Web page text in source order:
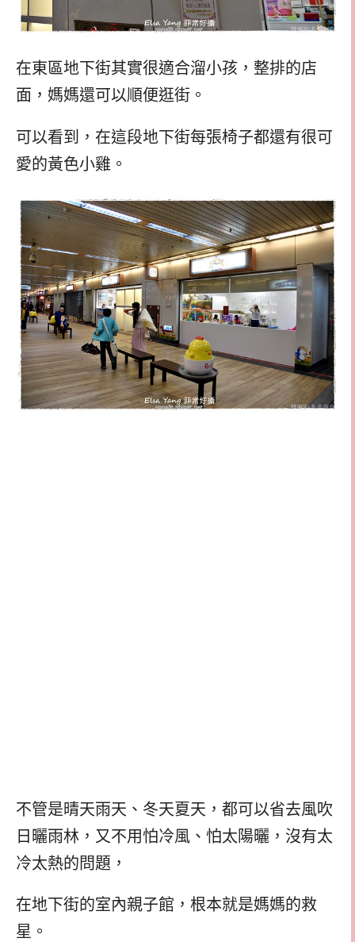
在東區地下街其實很適合溜小孩，整排的店
面，媽媽還可以順便逛街。
可以看到，在這段地下街每張椅子都還有很可
愛的黃色小雞。
不管是晴天雨天、冬天夏天，都可以省去風吹
日曬雨林，又不用怕冷風、怕太陽曬，沒有太
冷太熱的問題，
在地下街的室內親子館，根本就是媽媽的救
星。